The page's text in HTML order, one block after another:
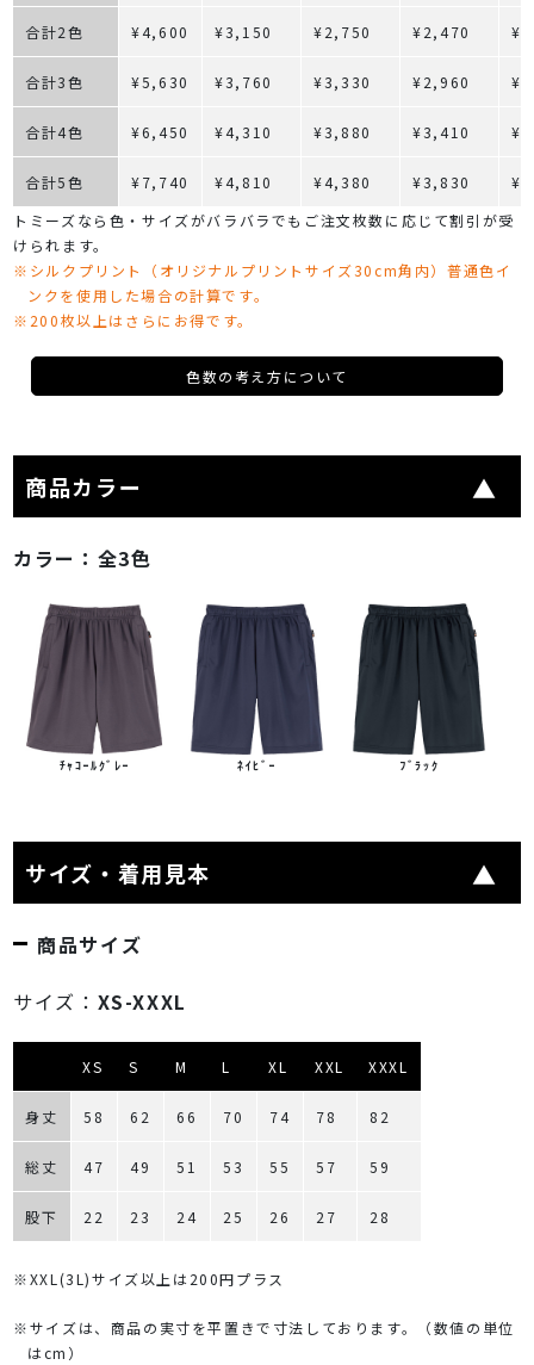
合計2色 ¥4,600 ¥3,150 ¥2,750 ¥2,470
合計3色 ¥5,630 ¥3,760 ¥3,330 ¥2,960
合計4色 ¥6,450 ¥4,310 ¥3,880 ¥3,410
合計5色 ¥7,740 ¥4,810 ¥4,380 ¥3,830
トミーズなら色・サイズがバラバラでもご注文枚数に応じて割引が受
けられます。
※シルクプリント（オリジナルプリントサイズ30cm角内）普通色イ
ンクを使用した場合の計算です。
※200枚以上はさらにお得です。
色数の考え方について
商品カラー
カラー： 全3色
ﾁｬｺｰﾙｸﾞﾚｰ ﾈｲﾋﾞｰ ﾌﾞﾗｯｸ
サイズ・着用見本
商品サイズ
サイズ： XS-XXXL
XS S M L XL XXL XXXL
身丈 58 62 66 70 74 78 82
総丈 47 49 51 53 55 57 59
股下 22 23 24 25 26 27 28
※XXL(3L)サイズ以上は200円プラス
※サイズは、商品の実寸を平置きで寸法しております。（数値の単位
はcm）